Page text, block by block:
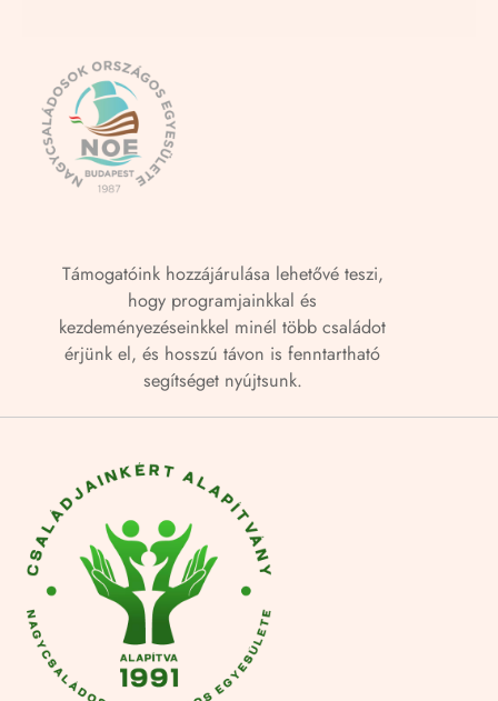
Támogatóink hozzájárulása lehetővé teszi,
hogy programjainkkal és
kezdeményezéseinkkel minél több családot
érjünk el, és hosszú távon is fenntartható
segítséget nyújtsunk.